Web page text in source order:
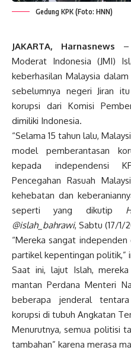
Gedung KPK (Foto: HNN)
JAKARTA, Harnasnews –
Moderat Indonesia (JMI)
keberhasilan Malaysia
sebelumnya negeri Jiran
korupsi dari Komisi
dimiliki Indonesia.
“Selama 15 tahun lalu,
model pemberantasan
kepada independensi
Pencegahan Rasuah
kehebatan dan
seperti yang dikutip
@islah_bahrawi, Sabtu (17/1/
“Mereka sangat
partikel kepentingan politik,”
Saat ini, lajut Islah,
mantan Perdana Menteri
beberapa jenderal
korupsi di tubuh Angkatan
Menurutnya, semua politisi
tambahan” karena merasa